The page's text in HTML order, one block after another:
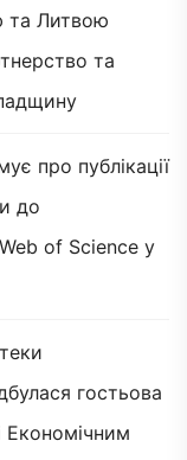
та Литвою
та
про публікації
до
of Science у
гостьова
Економічним